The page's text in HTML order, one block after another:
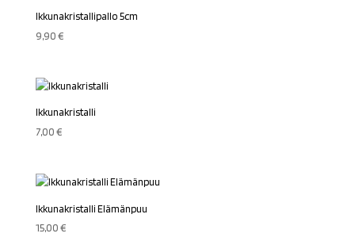
Ikkunakristallipallo 5cm
9,90€
Ikkunakristalli
7,00€
Ikkunakristalli Elämänpuu
15,00€